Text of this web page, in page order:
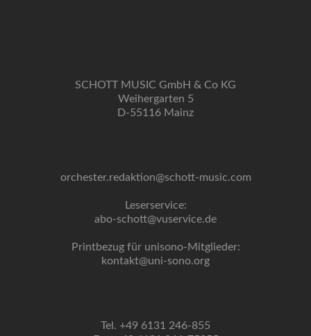
SCHOTT MUSIC GmbH & Co KG
Weihergarten 5
D-55116 Mainz
orchester.redaktion@schott-music.com
Leserservice:
abo-schott@vuservice.de
Printbezug für unisono-Mitglieder:
kontakt@uni-sono.org
Tel. +49 6131 246-855